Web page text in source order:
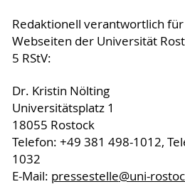
Redaktionell verantwortlich
Webseiten der Universität
5 RStV:
Dr. Kristin Nölting
Universitätsplatz 1
18055 Rostock
Telefon: +49 381 498-1012,
1032
E-Mail: pressestelle@uni-